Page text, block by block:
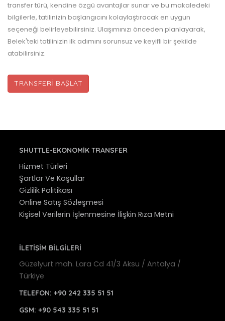
transfer türü, kendine özgü avantajlar sunar ve bu makaledeki
bilgilerle, tatilinizin başlangıcını kolaylaştıracak en uygun
seçeneği belirleyebilirsiniz. Ulaşımınızı önceden planlayarak,
Belek'teki tatilinizin ilk adımını sorunsuz ve keyifli bir şekilde
atabilirsiniz.
TRANSFERI BAŞLAT
SHUTTLE-EKONOMIK TRANSFER
Hizmet Türleri
Şartlar Ve Koşullar
Gizlilik Politikası
Online Satış Sözleşmesi
Kişisel Verilerin İşlenmesine İlişkin Rıza Metni
İLETİŞİM BİLGİLERİ
Güzelyurt mah. Lara Cd 41/3 Aksu / Antalya /
Türkiye
TELEFON: +90 242 335 51 51
GSM: +90 543 335 51 51